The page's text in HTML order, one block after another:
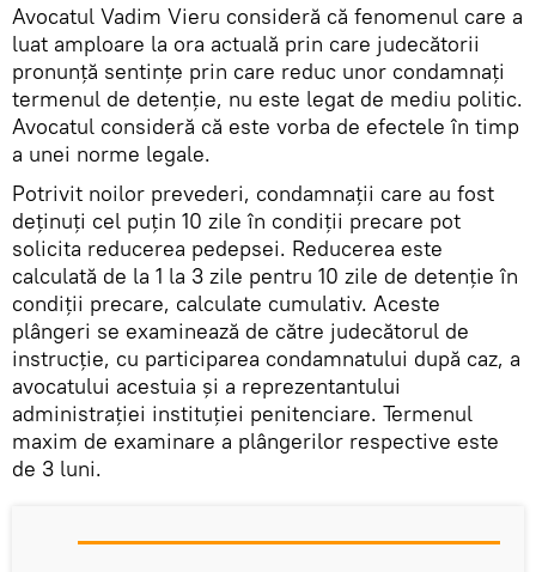
Avocatul Vadim Vieru consideră că fenomenul care a
luat amploare la ora actuală prin care judecătorii
pronunță sentințe prin care reduc unor condamnați
termenul de detenție, nu este legat de mediu politic.
Avocatul consideră că este vorba de efectele în timp
a unei norme legale.
Potrivit noilor prevederi, condamnații care au fost
deținuți cel puțin 10 zile în condiții precare pot
solicita reducerea pedepsei. Reducerea este
calculată de la 1 la 3 zile pentru 10 zile de detenție în
condiții precare, calculate cumulativ. Aceste
plângeri se examinează de către judecătorul de
instrucție, cu participarea condamnatului după caz, a
avocatului acestuia și a reprezentantului
administrației instituției penitenciare. Termenul
maxim de examinare a plângerilor respective este
de 3 luni.